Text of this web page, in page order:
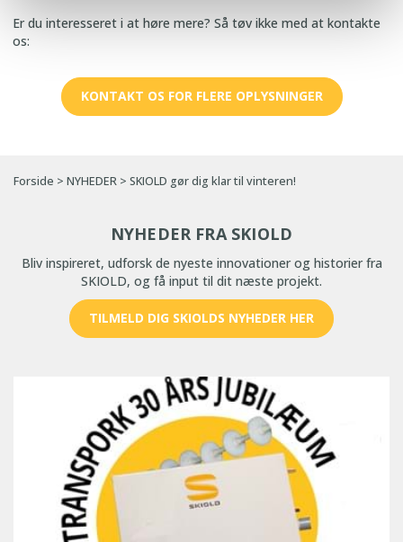
Er du interesseret i at høre mere? Så tøv ikke med at kontakte
os:
KONTAKT OS FOR FLERE OPLYSNINGER
Forside > NYHEDER > SKIOLD gør dig klar til vinteren!
NYHEDER FRA SKIOLD
Bliv inspireret, udforsk de nyeste innovationer og historier fra
SKIOLD, og få input til dit næste projekt.
TILMELD DIG SKIOLDS NYHEDER HER